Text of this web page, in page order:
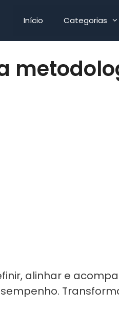
Início Categorias
alinhar e